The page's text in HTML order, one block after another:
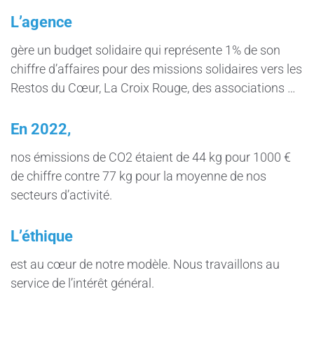
L’agence
gère un budget solidaire qui représente 1% de son
chiffre d’affaires pour des missions solidaires vers les
Restos du Cœur, La Croix Rouge, des associations …
En 2022,
nos émissions de CO2 étaient de 44 kg pour 1000 €
de chiffre contre 77 kg pour la moyenne de nos
secteurs d’activité.
L’éthique
est au cœur de notre modèle. Nous travaillons au
service de l’intérêt général.